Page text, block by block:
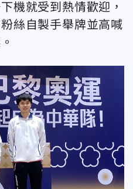
機就受到熱情歡迎，
絲自製手舉牌並高喊